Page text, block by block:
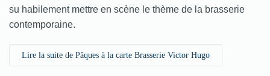
su habilement mettre en scène le thème de la brasserie
contemporaine.
Lire la suite de Pâques à la carte Brasserie Victor Hugo